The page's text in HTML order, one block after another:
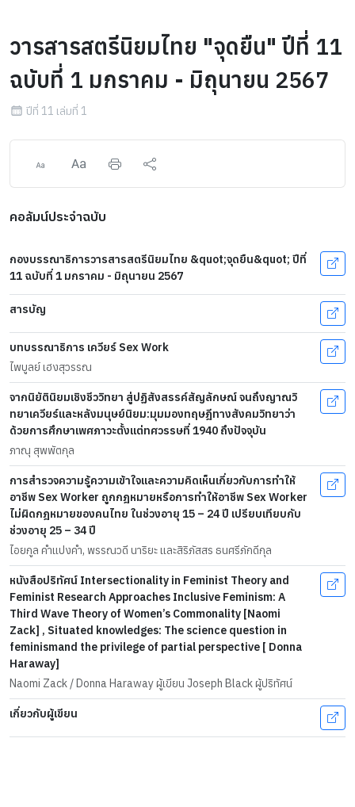
วารสารสตรีนิยมไทย "จุดยืน" ปีที่ 11
ฉบับที่ 1 มกราคม - มิถุนายน 2567
ปีที่ 11 เล่มที่ 1
คอลัมน์ประจำฉบับ
กองบรรณาธิการวารสารสตรีนิยมไทย &quot;จุดยืน&quot; ปีที่
11 ฉบับที่ 1 มกราคม - มิถุนายน 2567
สารบัญ
บทบรรณาธิการ เควียร์ Sex Work
ไพบูลย์ เฮงสุวรรณ
จากนิยัตินิยมเชิงชีววิทยา สู่ปฏิสังสรรค์สัญลักษณ์ จนถึงญาณวิ
ทยาเควียร์และหลังมนุษย์นิยม:มุมมองทฤษฎีทางสังคมวิทยาว่า
ด้วยการศึกษาเพศภาวะตั้งแต่ทศวรรษที่ 1940 ถึงปัจจุบัน
ภาณุ สุพพัตกุล
การสำรวจความรู้ความเข้าใจและความคิดเห็นเกี่ยวกับการทำให้
อาชีพ Sex Worker ถูกกฎหมายหรือการทำให้อาชีพ Sex Worker
ไม่ผิดกฎหมายของคนไทย ในช่วงอายุ 15 – 24 ปี เปรียบเทียบกับ
ช่วงอายุ 25 – 34 ปี
ไอยกูล คำแปงคำ, พรรณวดี นาริยะ และสิริภัสสร ธนศรีภักดีกุล
หนังสือปริทัศน์ Intersectionality in Feminist Theory and
Feminist Research Approaches Inclusive Feminism: A
Third Wave Theory of Women’s Commonality [Naomi
Zack] , Situated knowledges: The science question in
feminismand the privilege of partial perspective [ Donna
Haraway]
Naomi Zack / Donna Haraway ผู้เขียน Joseph Black ผู้ปริทัศน์
เกี่ยวกับผู้เขียน